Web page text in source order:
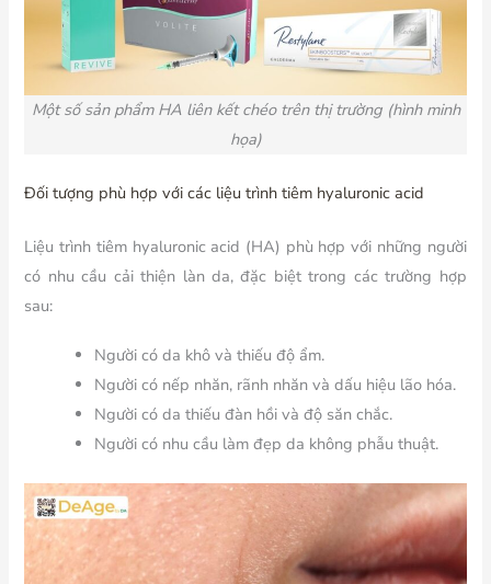
Một số sản phẩm HA liên kết chéo trên thị trường (hình minh
họa)
Đối tượng phù hợp với các liệu trình tiêm hyaluronic acid
Liệu trình tiêm hyaluronic acid (HA) phù hợp với những người
có nhu cầu cải thiện làn da, đặc biệt trong các trường hợp
sau:
Người có da khô và thiếu độ ẩm.
Người có nếp nhăn, rãnh nhăn và dấu hiệu lão hóa.
Người có da thiếu đàn hồi và độ săn chắc.
Người có nhu cầu làm đẹp da không phẫu thuật.